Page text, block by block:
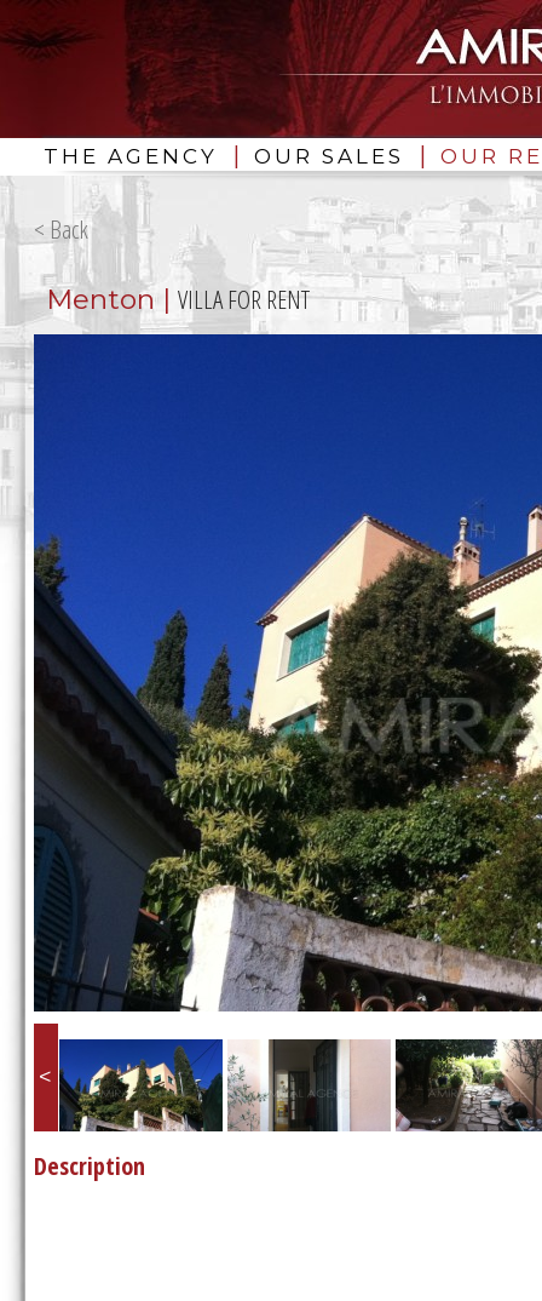
THE AGENCY | OUR SALES | OUR
Menton | VILLA FOR RENT
Description